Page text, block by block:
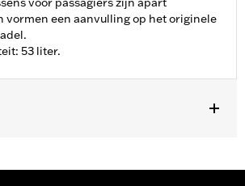
vormen een aanvulling op het originele
53 liter.